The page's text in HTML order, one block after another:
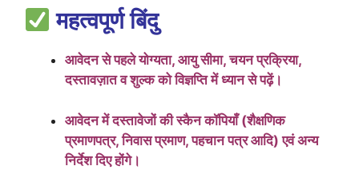
महत्वपूर्ण बिंदु
आवेदन से पहले योग्यता, आयु सीमा, चयन प्रक्रिया,
दस्तावज़ात व शुल्क को विज्ञप्ति में ध्यान से पढ़ें।
आवेदन में दस्तावेजों की स्कैन कॉपियाँ (शैक्षणिक
प्रमाणपत्र, निवास प्रमाण, पहचान पत्र आदि) एवं अन्य
निर्देश दिए होंगे।